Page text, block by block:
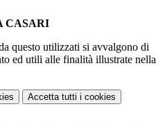
CASARI
questo utilizzati si avvalgono di
ed utili alle finalità illustrate nella
Accetta tutti i cookies